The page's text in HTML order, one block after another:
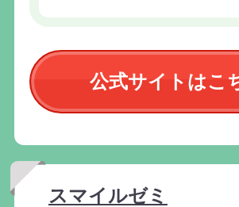
公式サイトはこ
スマイルゼミ